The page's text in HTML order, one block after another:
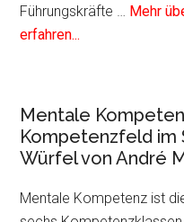
von
Führungskräfte … Mehr
erfahren...
als
Kompetenzfeld
Soft
Mentale
Kompetenzfeld im
Würfel von André
Mentale Kompetenz ist